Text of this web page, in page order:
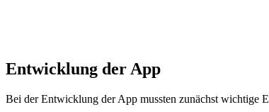
Ent­wick­lung der App
Bei der Ent­wick­lung der App muss­ten zu­nächst wich­ti­ge